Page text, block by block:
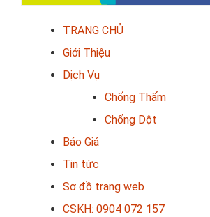
TRANG CHỦ
Giới Thiệu
Dịch Vụ
Chống Thấm
Chống Dột
Báo Giá
Tin tức
Sơ đồ trang web
CSKH: 0904 072 157